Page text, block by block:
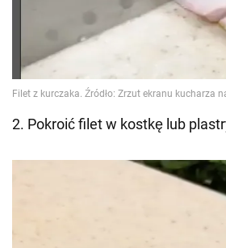
2. Pokroić filet w kostkę lub